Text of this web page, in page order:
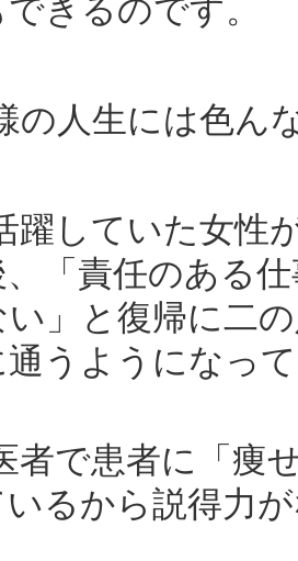
きるのです。
の人生には色ん
躍していた女性
「責任のある
」と復帰に二
うようになっ
者で患者に「痩
るから説得力